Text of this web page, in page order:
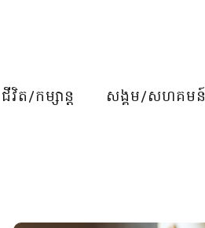
ជីវិត/កម្សាន្ត សង្គម/សហគមន៍